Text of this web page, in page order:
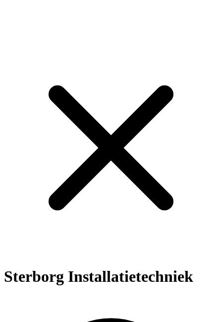
Sterborg Installatietechniek